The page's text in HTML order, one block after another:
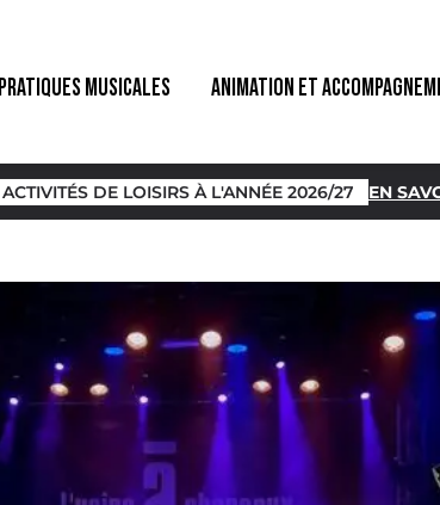
PRATIQUES MUSICALES ANIMATION ET
ACTIVITÉS DE LOISIRS À L'ANNÉE 2026/27 EN